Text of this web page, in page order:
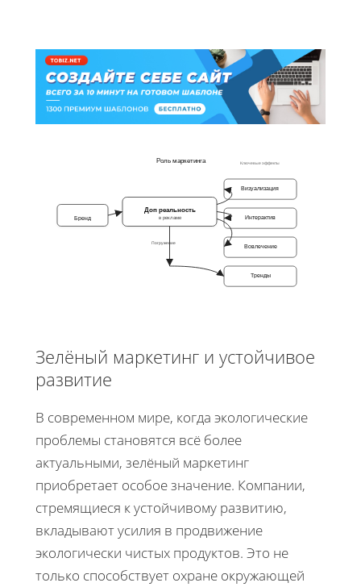
Роль маркетинга
Бренд
Доп реальность
в рекламе
Визуализация
Интерактив
Вовлечение
Тренды
Погружение
Ключевые эффекты
Зелёный маркетинг и устойчивое
развитие
В современном мире, когда экологические
проблемы становятся всё более
актуальными, зелёный маркетинг
приобретает особое значение. Компании,
стремящиеся к устойчивому развитию,
вкладывают усилия в продвижение
экологически чистых продуктов. Это не
только способствует охране окружающей